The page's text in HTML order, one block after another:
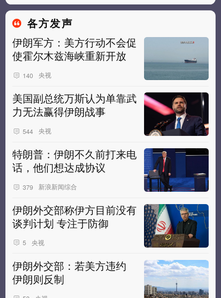
各方发声
伊朗军方：美方行动不会促
使霍尔木兹海峡重新开放
140 央视
美国副总统万斯认为单靠武
力无法赢得伊朗战事
544 央视
特朗普：伊朗不久前打来电
话，他们想达成协议
379 新浪新闻综合
伊朗外交部称伊方目前没有
谈判计划 专注于防御
5 央视
伊朗外交部：若美方违约
伊朗则反制